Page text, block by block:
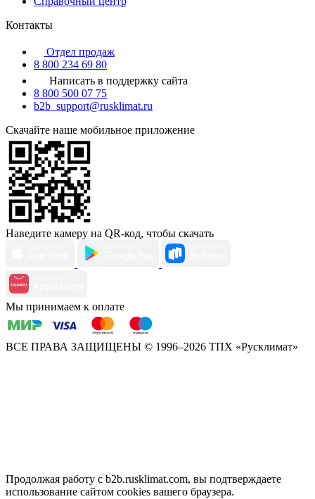
Контакты
Отдел продаж
8 800 234 69 80
Написать в поддержку сайта
8 800 500 07 75
b2b_support@rusklimat.ru
Скачайте наше мобильное приложение
Наведите камеру на QR-код, чтобы скачать
Мы принимаем к оплате
ВСЕ ПРАВА ЗАЩИЩЕНЫ © 1996–2026 ТПХ «Русклимат»
Продолжая работу с b2b.rusklimat.com, вы подтверждаете
использование сайтом cookies вашего браузера.